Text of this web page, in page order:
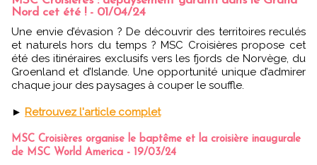
Nord cet été ! - 01/04/24
Une envie d’évasion ? De découvrir des territoires reculés
et naturels hors du temps ? MSC Croisières propose cet
été des itinéraires exclusifs vers les fjords de Norvège, du
Groenland et d’Islande. Une opportunité unique d’admirer
chaque jour des paysages à couper le souffle.
► Retrouvez l'article complet
MSC Croisières organise le baptême et la croisière inaugurale
de MSC World America - 19/03/24